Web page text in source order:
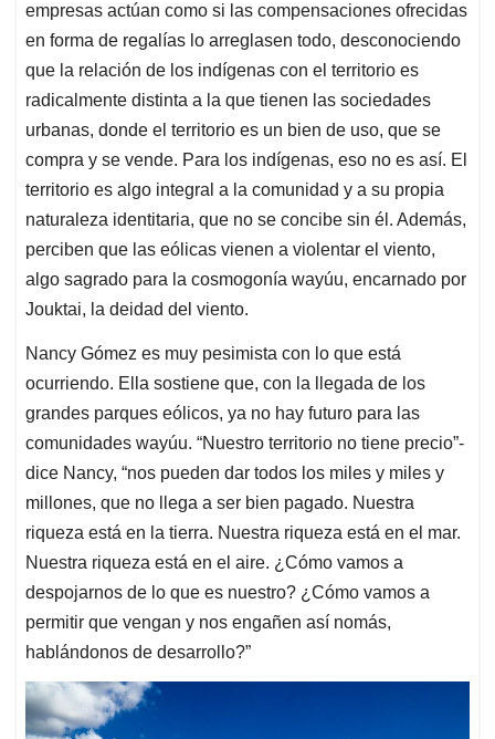
empresas actúan como si las compensaciones ofrecidas
en forma de regalías lo arreglasen todo, desconociendo
que la relación de los indígenas con el territorio es
radicalmente distinta a la que tienen las sociedades
urbanas, donde el territorio es un bien de uso, que se
compra y se vende. Para los indígenas, eso no es así. El
territorio es algo integral a la comunidad y a su propia
naturaleza identitaria, que no se concibe sin él. Además,
perciben que las eólicas vienen a violentar el viento,
algo sagrado para la cosmogonía wayúu, encarnado por
Jouktai, la deidad del viento.
Nancy Gómez es muy pesimista con lo que está
ocurriendo. Ella sostiene que, con la llegada de los
grandes parques eólicos, ya no hay futuro para las
comunidades wayúu. “Nuestro territorio no tiene precio”-
dice Nancy, “nos pueden dar todos los miles y miles y
millones, que no llega a ser bien pagado. Nuestra
riqueza está en la tierra. Nuestra riqueza está en el mar.
Nuestra riqueza está en el aire. ¿Cómo vamos a
despojarnos de lo que es nuestro? ¿Cómo vamos a
permitir que vengan y nos engañen así nomás,
hablándonos de desarrollo?”